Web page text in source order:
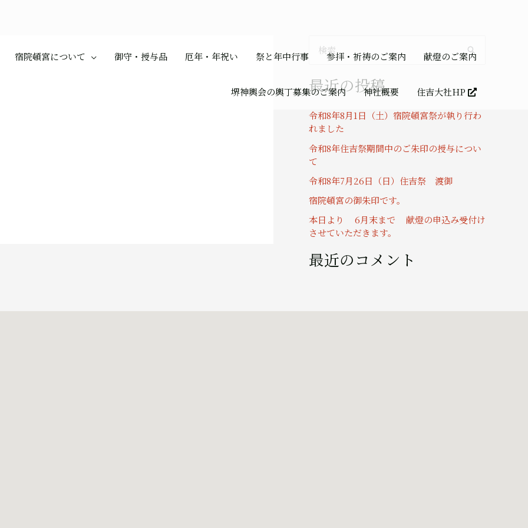
宿院頓宮について 御守・授与品 厄年・年祝い 祭と年中行事 参拝・祈祷のご案内 献燈のご案内
堺神輿会の輿丁募集のご案内 神社概要 住吉大社HP
検
対
:
最近の投稿
令和8年8月1日（土）宿院頓宮祭が執り行わ
れました
令和8年住吉祭期間中のご朱印の授与につい
て
令和8年7月26日（日）住吉祭 渡御
宿院頓宮の御朱印です。
本日より 6月末まで 献燈の申込み受付け
させていただきます。
最近のコメント